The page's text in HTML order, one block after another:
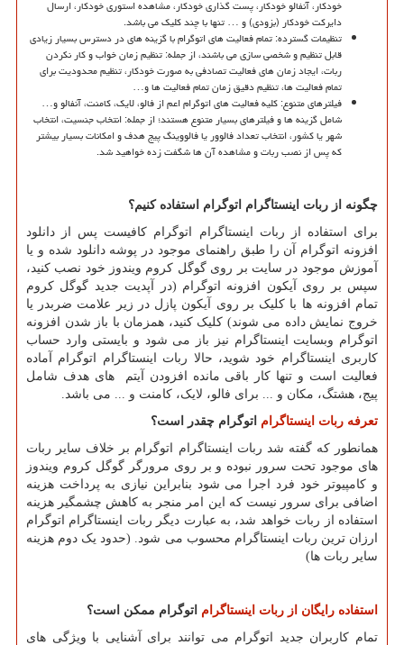
خودکار، آنفالو خودکار، پست گذاری خودکار، مشاهده استوری خودکار، ارسال
دایرکت خودکار (بزودی) و … تنها با چند کلیک می باشد.
تنظیمات گسترده: تمام فعالیت های اتوگرام با گزینه های در دسترس بسیار زیادی
قابل تنظیم و شخصی سازی می باشند، از جمله: تنظیم زمان خواب و کار نکردن
ربات، ایجاد زمان های فعالیت تصادفی به صورت خودکار، تنظیم محدودیت برای
تمام فعالیت ها، تنظیم دقیق زمان تمام فعالیت ها و…
فیلترهای متنوع: کلیه فعالیت های اتوگرام اعم از فالو، لایک، کامنت، آنفالو و…
شامل گزینه ها و فیلترهای بسیار متنوع هستند؛ از جمله: انتخاب جنسیت، انتخاب
شهر یا کشور، انتخاب تعداد فالوور یا فالووینگ پیج هدف و امکانات بسیار بیشتر
که پس از نصب ربات و مشاهده آن ها شگفت زده خواهید شد.
چگونه از ربات اینستاگرام اتوگرام استفاده کنیم؟
برای استفاده از ربات اینستاگرام اتوگرام کافیست پس از دانلود
افزونه اتوگرام آن را طبق راهنمای موجود در پوشه دانلود شده و یا
آموزش موجود در سایت بر روی گوگل کروم ویندوز خود نصب کنید،
سپس بر روی آیکون افزونه اتوگرام (در آپدیت جدید گوگل کروم
تمام افزونه ها با کلیک بر روی آیکون پازل در زیر علامت ضربدر یا
خروج نمایش داده می شوند) کلیک کنید، همزمان با باز شدن افزونه
اتوگرام وبسایت اینستاگرام نیز باز می شود و بایستی وارد حساب
کاربری اینستاگرام خود شوید، حالا ربات اینستاگرام اتوگرام آماده
فعالیت است و تنها کار باقی مانده افزودن آیتم های هدف شامل
پیج، هشتگ، مکان و ... برای فالو، لایک، کامنت و ... می باشد.
تعرفه ربات اینستاگرام اتوگرام چقدر است؟
همانطور که گفته شد ربات اینستاگرام اتوگرام بر خلاف سایر ربات
های موجود تحت سرور نبوده و بر روی مرورگر گوگل کروم ویندوز
و کامپیوتر خود فرد اجرا می شود بنابراین نیازی به پرداخت هزینه
اضافی برای سرور نیست که این امر منجر به کاهش چشمگیر هزینه
استفاده از ربات خواهد شد، به عبارت دیگر ربات اینستاگرام اتوگرام
ارزان ترین ربات اینستاگرام محسوب می شود. (حدود یک دوم هزینه
سایر ربات ها)
استفاده رایگان از ربات اینستاگرام اتوگرام ممکن است؟
تمام کاربران جدید اتوگرام می توانند برای آشنایی با ویژگی های